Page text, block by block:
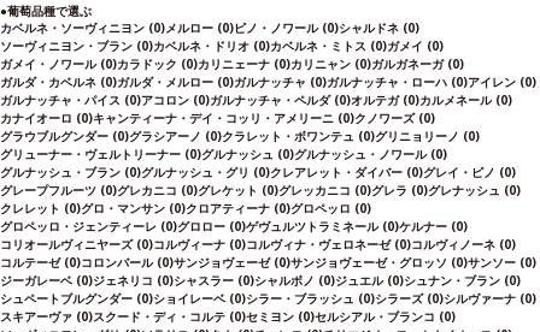
●葡萄品種で選ぶ
カベルネ・ソーヴィニヨン (0)メルロー (0)ピノ・ノワール (0)シャルドネ (0)
ソーヴィニヨン・ブラン (0)カベルネ・ドリオ (0)カベルネ・ミトス (0)ガメイ (0)
ガメイ・ノワール (0)カラドック (0)カリニェーナ (0)カリニャン (0)ガルガネーガ (0)
ガルダ・カベルネ (0)ガルダ・メルロー (0)ガルナッチャ (0)ガルナッチャ・ローハ (0)アイレン (0)
ガルナッチャ・パイス (0)アコロン (0)ガルナッチャ・ペルダ (0)オルテガ (0)カルメネール (0)
カナイオーロ (0)キャンティーナ・デイ・コッリ・アメリーニ (0)クノワーズ (0)
グラウブルグンダー (0)グラシアーノ (0)クラレット・ボワンテュ (0)グリニョリーノ (0)
グリューナー・ヴェルトリーナー (0)グルナッシュ (0)グルナッシュ・ノワール (0)
グルナッシュ・ブラン (0)グルナッシュ・グリ (0)クレアレット・ダイバー (0)グレイ・ピノ (0)
グレープフルーツ (0)グレカニコ (0)グレケット (0)グレッカニコ (0)グレラ (0)グレナッシュ (0)
クレレット (0)グロ・マンサン (0)クロアティーナ (0)グロペッロ (0)
グロペッロ・ジェンティーレ (0)グロロー (0)ゲヴュルツトラミネール (0)ケルナー (0)
コリオールヴィニヤーズ (0)コルヴィーナ (0)コルヴィナ・ヴェロネーゼ (0)コルヴィノーネ (0)
コルテーゼ (0)コロンバール (0)サンジョヴェーゼ (0)サンジョヴェーゼ・グロッソ (0)サンソー (0)
ジーガレーベ (0)ジェネリコ (0)シャスラー (0)シャルボノ (0)ジュエル (0)シュナン・ブラン (0)
シュペートブルグンダー (0)ショイレーベ (0)シラー・ブラッシュ (0)シラーズ (0)シルヴァーナ (0)
スキアーヴァ (0)スクード・ディ・コルテ (0)セミヨン (0)セルシアル・ブランコ (0)